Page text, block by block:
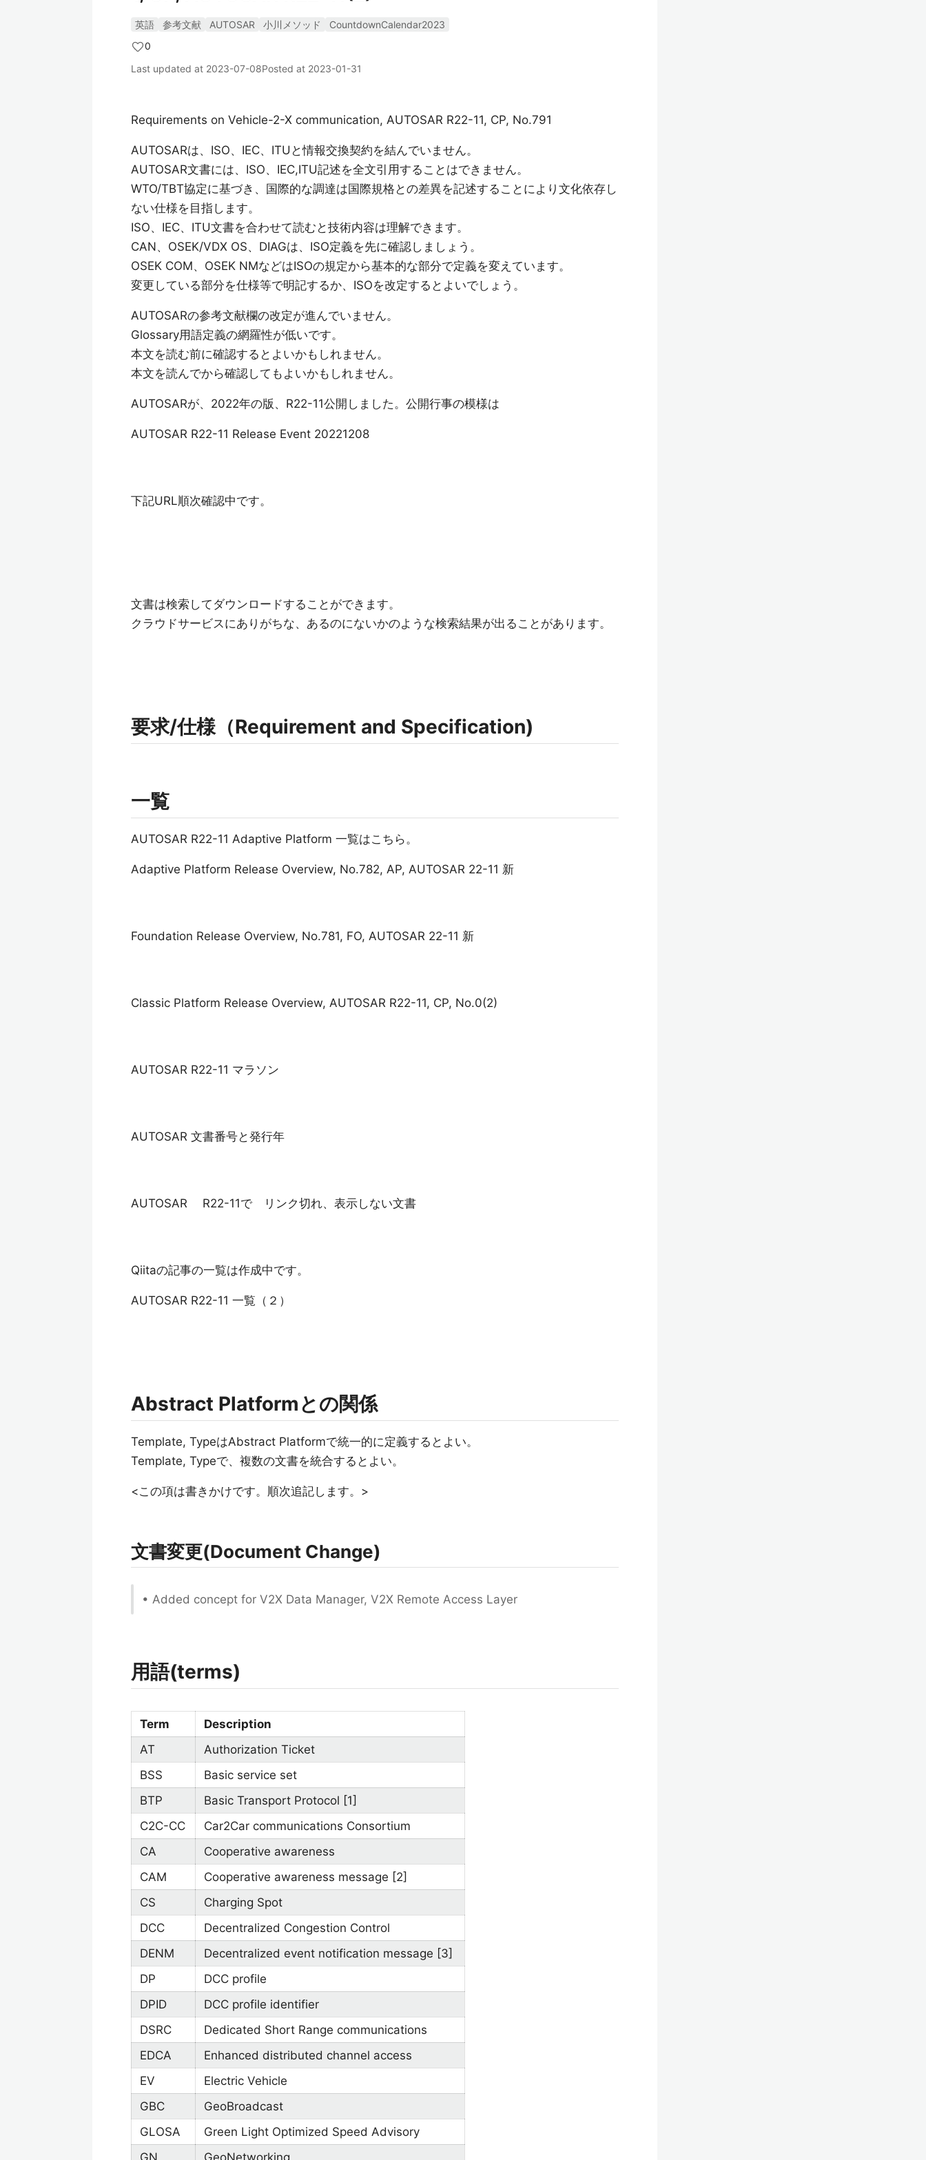
英語 参考文献 AUTOSAR 小川メソッド
CountdownCalendar2023
0
Last updated at 2023-07-08Posted at 2023-01-31
Requirements on Vehicle-2-X communication, AUTOSAR R22-11, CP, No.791
AUTOSARは、ISO、IEC、ITUと情報交換契約を結んでいません。
AUTOSAR文書には、ISO、IEC,ITU記述を全文引用することはできません。
WTO/TBT協定に基づき、国際的な調達は国際規格との差異を記述することにより文化依存し
ない仕様を目指します。
ISO、IEC、ITU文書を合わせて読むと技術内容は理解できます。
CAN、OSEK/VDX OS、DIAGは、ISO定義を先に確認しましょう。
OSEK COM、OSEK NMなどはISOの規定から基本的な部分で定義を変えています。
変更している部分を仕様等で明記するか、ISOを改定するとよいでしょう。
AUTOSARの参考文献欄の改定が進んでいません。
Glossary用語定義の網羅性が低いです。
本文を読む前に確認するとよいかもしれません。
本文を読んでから確認してもよいかもしれません。
AUTOSARが、2022年の版、R22-11公開しました。公開行事の模様は
AUTOSAR R22-11 Release Event 20221208
下記URL順次確認中です。
文書は検索してダウンロードすることができます。
クラウドサービスにありがちな、あるのにないかのような検索結果が出ることがあります。
要求/仕様（Requirement and Specification)
一覧
AUTOSAR R22-11 Adaptive Platform 一覧はこちら。
Adaptive Platform Release Overview, No.782, AP, AUTOSAR 22-11 新
Foundation Release Overview, No.781, FO, AUTOSAR 22-11 新
Classic Platform Release Overview, AUTOSAR R22-11, CP, No.0(2)
AUTOSAR R22-11 マラソン
AUTOSAR 文書番号と発行年
AUTOSAR R22-11で リンク切れ、表示しない文書
Qiitaの記事の一覧は作成中です。
AUTOSAR R22-11 一覧（２）
Abstract Platformとの関係
Template, TypeはAbstract Platformで統一的に定義するとよい。
Template, Typeで、複数の文書を統合するとよい。
<この項は書きかけです。順次追記します。>
文書変更(Document Change)
• Added concept for V2X Data Manager, V2X Remote Access Layer
用語(terms)
Term
Description
AT
Authorization Ticket
BSS
Basic service set
BTP
Basic Transport Protocol [1]
C2C-CC
Car2Car communications Consortium
CA
Cooperative awareness
CAM
Cooperative awareness message [2]
CS
Charging Spot
DCC
Decentralized Congestion Control
DENM
Decentralized event notification message [3]
DP
DCC profile
DPID
DCC profile identifier
DSRC
Dedicated Short Range communications
EDCA
Enhanced distributed channel access
EV
Electric Vehicle
GBC
GeoBroadcast
GLOSA
Green Light Optimized Speed Advisory
GN
GeoNetworking